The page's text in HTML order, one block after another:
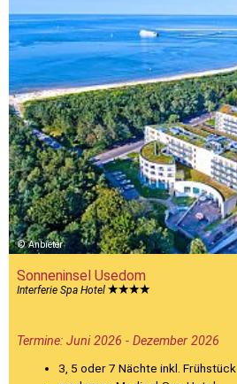
Anbieter
Sonneninsel Usedom
Interferie Spa Hotel
Termine: Juni 2026 - Dezember 2026
3, 5 oder 7 Nächte inkl. Frühstück